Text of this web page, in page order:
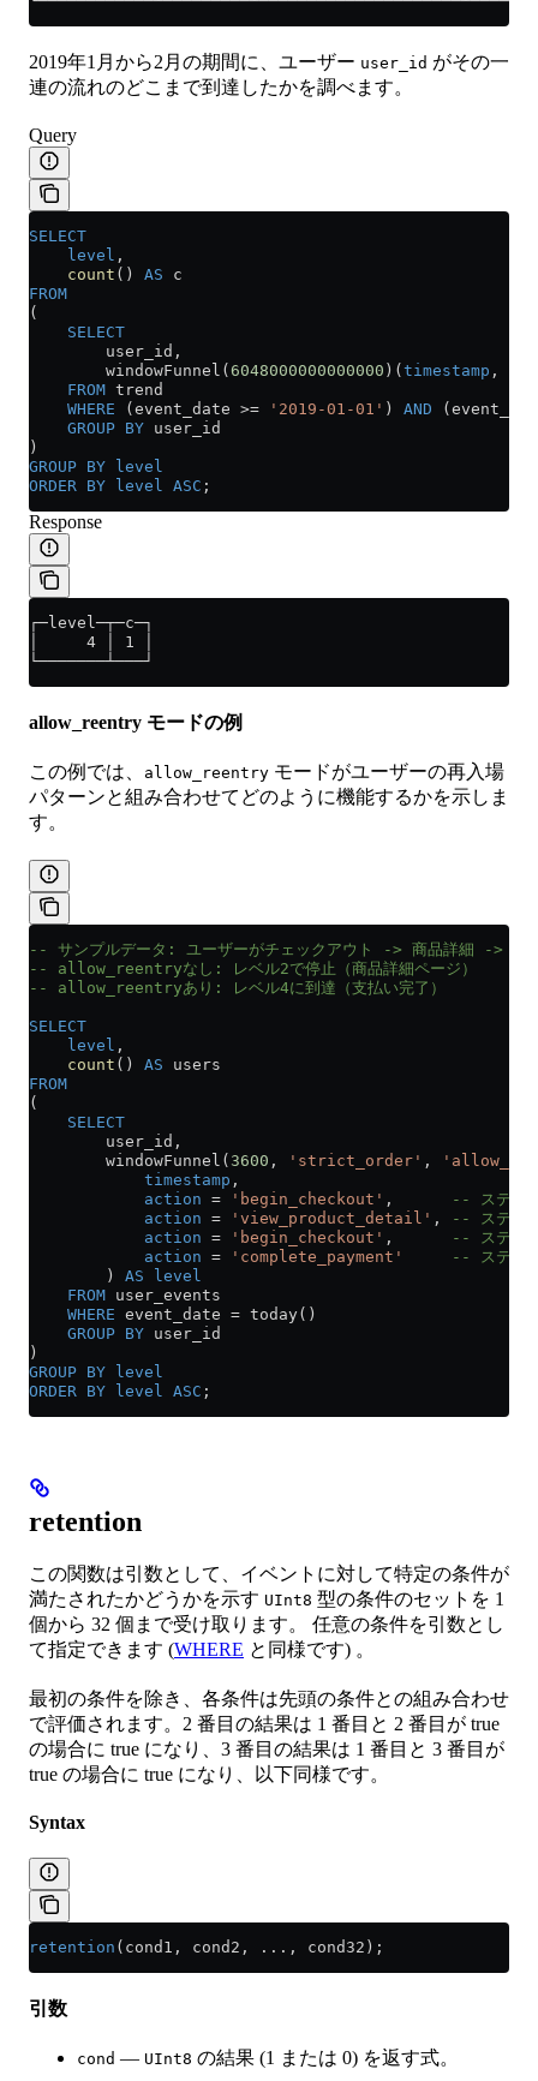
2019年1月から2月の期間に、ユーザー user_id がその一
連の流れのどこまで到達したかを調べます。
Query
SELECT
    level
,
    count
() AS c
FROM
(
    SELECT
        user_id,
        windowFunnel(
6048000000000000 )(timestamp ,
    FROM
trend
    WHERE
(event_date >= '2019-01-01' ) AND
    GROUP BY
user_id
)
GROUP BY level
ORDER BY level ASC ;
Response
┌─level─┬─c─┐
│     4 │ 1 │
└───────┴───┘
allow_reentry モードの例
この例では、 allow_reentry モードがユーザーの再入場
パターンと組み合わせてどのように機能するかを示しま
す。
-- サンプルデータ: ユーザーがチェックアウト -> 商品詳細 -> 再
-- allow_reentryなし: レベル2で停止（商品詳細ページ）
-- allow_reentryあり: レベル4に到達（支払い完了）
SELECT
    level
,
    count
() AS users
FROM
(
    SELECT
        user_id,
        windowFunnel(
3600 , 'strict_order' ,
            timestamp
,
            action
= 'begin_checkout' ,
-- ステッ
            action
= 'view_product_detail' ,
-- ステッ
            action
= 'begin_checkout' ,
-- ステッ
            action
= 'complete_payment'
-- ステッ
        )
AS level
    FROM
user_events
    WHERE
event_date = today()
    GROUP BY
user_id
)
GROUP BY level
ORDER BY level ASC ;
retention
この関数は引数として、イベントに対して特定の条件が
満たされたかどうかを示す UInt8 型の条件のセットを 1
個から 32 個まで受け取ります。 任意の条件を引数とし
て指定できます (WHERE と同様です) 。
最初の条件を除き、各条件は先頭の条件との組み合わせ
で評価されます。2 番目の結果は 1 番目と 2 番目が true
の場合に true になり、3 番目の結果は 1 番目と 3 番目が
true の場合に true になり、以下同様です。
Syntax
retention (cond1, cond2, ..., cond32);
引数
cond — UInt8 の結果 (1 または 0) を返す式。